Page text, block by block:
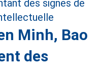
Minh, Bao
des